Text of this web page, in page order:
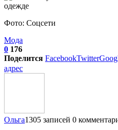
Фото: Соцсети
Мода
0 176
Поделится FacebookTwitter
адрес
Ольга1305 записей 0